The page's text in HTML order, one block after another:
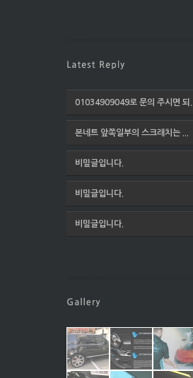
01034909049로 문의 주시면 되...
본네트 앞쪽일부의 스크래치는 ...
비밀글입니다.
비밀글입니다.
비밀글입니다.